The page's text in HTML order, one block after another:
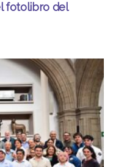
fotolibro del